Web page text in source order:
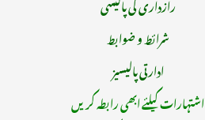
شرائط و ضوابط
ادارتی پالیسیز
اشتہارات کیلئے ابھی رابطہ کریں